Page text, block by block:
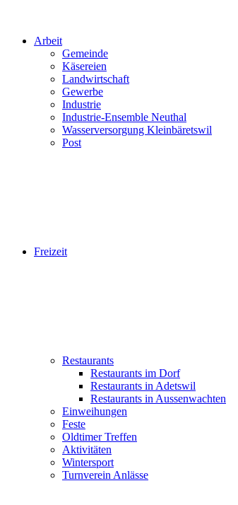
Arbeit
Gemeinde
Käsereien
Landwirtschaft
Gewerbe
Industrie
Industrie-Ensemble Neuthal
Wasserversorgung Kleinbäretswil
Post
Freizeit
Restaurants
Restaurants im Dorf
Restaurants in Adetswil
Restaurants in Aussenwachten
Einweihungen
Feste
Oldtimer Treffen
Aktivitäten
Wintersport
Turnverein Anlässe